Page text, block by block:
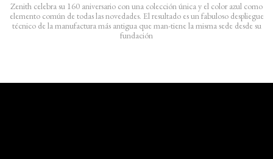
Zenith celebra su 160 aniversario con una colección única y el color azul como
elemento común de todas las novedades. El resultado es un fabuloso despliegue
técnico de la manufactura más antigua que man-tiene la misma sede desde su
fundación